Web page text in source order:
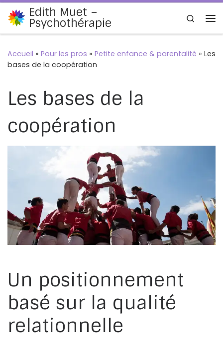
Passer au contenu
Edith Muet –
Psychothérapie
Search
Accueil » Pour les pros » Petite enfance & parentalité » Les
bases de la coopération
Les bases de la
coopération
Un positionnement
basé sur la qualité
relationnelle